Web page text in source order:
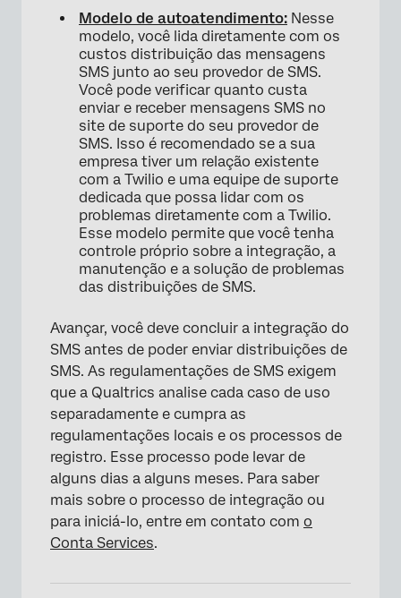
Modelo de autoatendimento: Nesse
modelo, você lida diretamente com os
custos distribuição das mensagens
SMS junto ao seu provedor de SMS.
Você pode verificar quanto custa
enviar e receber mensagens SMS no
site de suporte do seu provedor de
SMS. Isso é recomendado se a sua
empresa tiver um relação existente
com a Twilio e uma equipe de suporte
dedicada que possa lidar com os
problemas diretamente com a Twilio.
Esse modelo permite que você tenha
controle próprio sobre a integração, a
manutenção e a solução de problemas
das distribuições de SMS.
Avançar, você deve concluir a integração do
SMS antes de poder enviar distribuições de
SMS. As regulamentações de SMS exigem
que a Qualtrics analise cada caso de uso
separadamente e cumpra as
regulamentações locais e os processos de
registro. Esse processo pode levar de
alguns dias a alguns meses. Para saber
mais sobre o processo de integração ou
para iniciá-lo, entre em contato com o
Conta Services.